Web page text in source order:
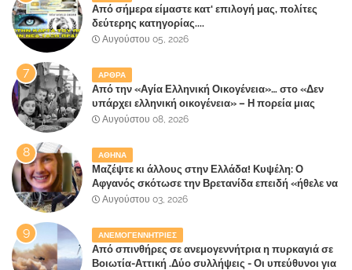
Από σήμερα είμαστε κατ' επιλογή μας, πολίτες
δεύτερης κατηγορίας....
Αυγούστου 05, 2026
ΑΡΘΡΑ
Από την «Αγία Ελληνική Οικογένεια»… στο «Δεν
υπάρχει ελληνική οικογένεια» – Η πορεία μιας
κοινωνίας που κινδυνεύει να ξεχάσει ποια είναι
Αυγούστου 08, 2026
ΑΘΗΝΑ
Μαζέψτε κι άλλους στην Ελλάδα! Κυψέλη: Ο
Αφγανός σκότωσε την Βρετανίδα επειδή «ήθελε να
κάνει τη σύντροφό του χριστιανή»
Αυγούστου 03, 2026
ΑΝΕΜΟΓΕΝΝΗΤΡΙΕΣ
Από σπινθήρες σε ανεμογεννήτρια η πυρκαγιά σε
Βοιωτία-Αττική .Δύο συλλήψεις - Οι υπεύθυνοι για